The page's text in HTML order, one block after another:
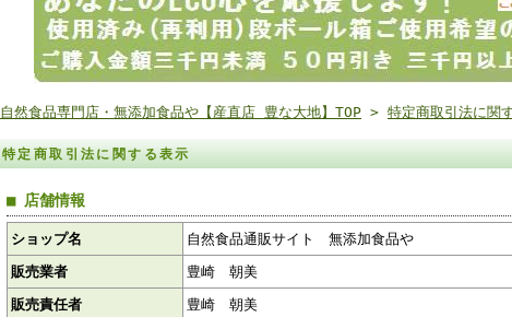
自然食品専門店・無添加食品や【産直店 豊な大地】TOP > 特定商取引法に関
特定商取引法に関する表示
■ 店舗情報
ショップ名
自然食品通販サイト 無添加食品や
販売業者
豊崎 朝美
販売責任者
豊崎 朝美